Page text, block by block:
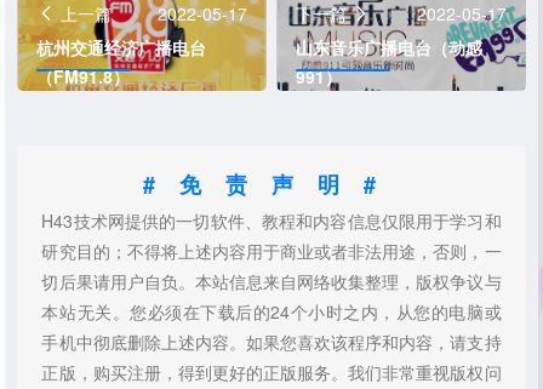
上一篇
2022-05-17
杭州交通经济广播电台
（FM91.8）
下一篇
2022-05-17
山东音乐广播电台（动感
991）
#免责声明#
H43技术网提供的一切软件、教程和内容信息仅限用于学习和
研究目的；不得将上述内容用于商业或者非法用途，否则，一
切后果请用户自负。本站信息来自网络收集整理，版权争议与
本站无关。您必须在下载后的24个小时之内，从您的电脑或
手机中彻底删除上述内容。如果您喜欢该程序和内容，请支持
正版，购买注册，得到更好的正版服务。我们非常重视版权问